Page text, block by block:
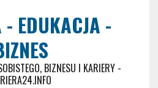
EDUKACJA -
BIZNESU I KARIERY -